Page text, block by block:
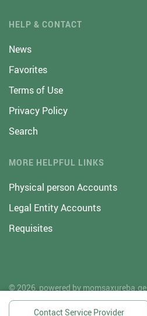
HELP & CONTACT
News
Favorites
Terms of Use
Privacy Policy
Search
MORE HELPFUL LINKS
Physical person Accounts
Legal Entity Accounts
Requisites
© 2026, powered by momsaxureba.ge